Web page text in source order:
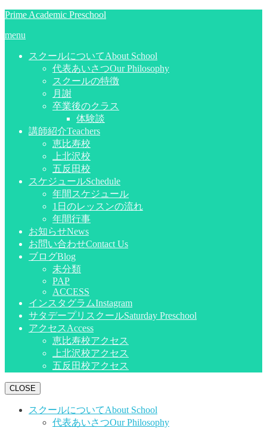
Prime Academic Preschool
menu
スクールについてAbout School
代表あいさつOur Philosophy
スクールの特徴
月謝
卒業後のクラス
体験談
講師紹介Teachers
恵比寿校
上北沢校
五反田校
スケジュールSchedule
年間スケジュール
1日のレッスンの流れ
年間行事
お知らせNews
お問い合わせContact Us
ブログBlog
未分類
PAP
ACCESS
インスタグラムInstagram
サタデープリスクールSaturday Preschool
アクセスAccess
恵比寿校アクセス
上北沢校アクセス
五反田校アクセス
CLOSE
スクールについてAbout School
代表あいさつOur Philosophy